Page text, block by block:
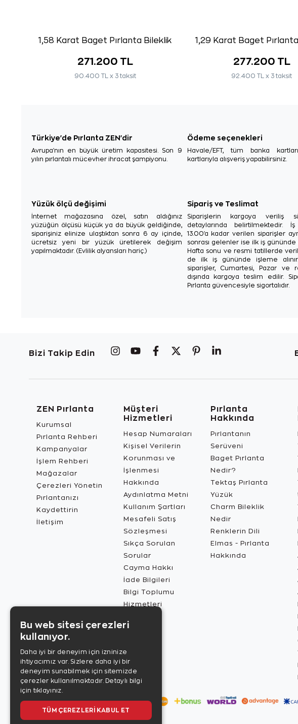
1,58 Karat Baget Pırlanta Bileklik
271.200 TL
90.400 TL x 3 taksit
1,29 Karat Baget
277.200 TL
92.400 TL x 3 taksit
Türkiye'de Pırlanta ZEN'dir
Avrupa'nın en büyük üretim kapasitesi. Son 9
yılın pırlantalı mücevher ihracat şampiyonu.
Ödeme seçenekleri
Havale/EFT, tüm banka
kartlarıyla alışveriş yapabilirsiniz.
Yüzük ölçü değişimi
İnternet mağazasına özel, satın aldığınız
yüzüğün ölçüsü küçük ya da büyük geldiğinde,
siparişiniz elinize ulaştıktan sonra 6 ay içinde,
ücretsiz yeni bir yüzük üretilerek değişim
yapılmaktadır. (Evlilik alyansları hariç.)
Sipariş ve Teslimat
Siparişlerin kargoya veriliş
detaylarında belirtilmektedir.
13.00'a kadar verilen siparişler
sonrası gelenler ise ilk iş gününde
Hafta sonu ve resmi tatillerde
de ilk iş gününde işleme alınır.
siparişler, Cumartesi, Pazar ve
dışında kargoya teslim edilir.
Pırlanta güvencesiyle sigortalıdır.
Bizi Takip Edin
ZEN Pırlanta
Kurumsal
Pırlanta Rehberi
Kampanyalar
İşlem Rehberi
Mağazalar
Çerezleri Yönetin
Pırlantanızı
Kaydettirin
İletişim
Müşteri
Hizmetleri
Hesap Numaraları
Kişisel Verilerin
Korunması ve
İşlenmesi
Hakkında
Aydınlatma Metni
Kullanım Şartları
Mesafeli Satış
Sözleşmesi
Sıkça Sorulan
Sorular
Cayma Hakkı
İade Bilgileri
Bilgi Toplumu
Hizmetleri
Pırlanta
Hakkında
Pırlantanın
Serüveni
Baget Pırlanta
Nedir?
Tektaş Pırlanta
Yüzük
Charm Bileklik
Nedir
Renklerin Dili
Elmas - Pırlanta
Hakkında
Bu web sitesi çerezleri
kullanıyor.
Daha iyi bir deneyim için izninize
ihtiyacımız var. Sizlere daha iyi bir
deneyim sunabilmek için sitemizde
çerezler kullanılmaktadır. Detaylı bilgi
için tıklayınız.
TÜM ÇEREZLERI KABUL ET